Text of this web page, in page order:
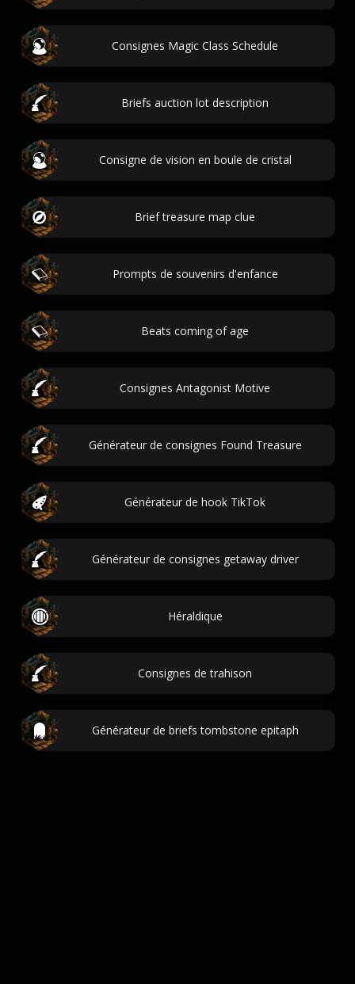
Consignes Magic Class Schedule
Briefs auction lot description
Consigne de vision en boule de cristal
Brief treasure map clue
Prompts de souvenirs d'enfance
Beats coming of age
Consignes Antagonist Motive
Générateur de consignes Found Treasure
Générateur de hook TikTok
Générateur de consignes getaway driver
Héraldique
Consignes de trahison
Générateur de briefs tombstone epitaph